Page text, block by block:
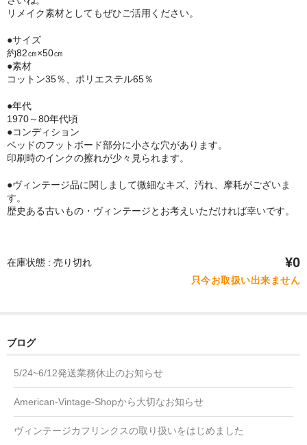
ヴィンテージジュエリー
ヴィンテージディズニー
ヴィンテージ雑貨
リメイク素材としてもぜひご活用ください。
●サイズ
約82㎝×50㎝
●素材
コットン35％、ポリエステル65％
●年代
1970～80年代頃
●コンディション
ベッドのフットボード部分に小さな穴があります。
印刷時のインクの擦れが少々見られます。
●ヴィンテージ品に関しまして微細なキズ、汚れ、摩耗がございま
す。
歴史ある古いもの・ヴィンテージとお考えいただければ幸いです。
在庫状態 : 売り切れ ¥0
只今お取扱い出来ません
ブログ
5/24~6/12発送業務休止のお知らせ
American-Vintage-Shopから大切なお知らせ
ヴィンテージカフリンクスの取り扱いをはじめました